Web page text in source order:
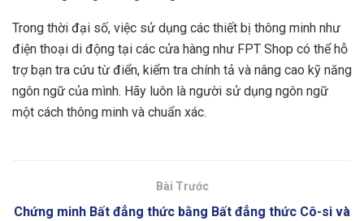
Trong thời đại số, việc sử dụng các thiết bị thông minh như
điện thoại di động tại các cửa hàng như FPT Shop có thể hỗ
trợ bạn tra cứu từ điển, kiểm tra chính tả và nâng cao kỹ năng
ngôn ngữ của mình. Hãy luôn là người sử dụng ngôn ngữ
một cách thông minh và chuẩn xác.
Bài Trước
Chứng minh Bất đẳng thức bằng Bất đẳng thức Cô-si và